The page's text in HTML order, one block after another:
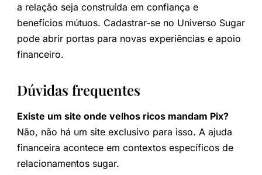
a relação seja construída em confiança e
benefícios mútuos. Cadastrar-se no Universo Sugar
pode abrir portas para novas experiências e apoio
financeiro.
Dúvidas frequentes
Existe um site onde velhos ricos mandam Pix?
Não, não há um site exclusivo para isso. A ajuda
financeira acontece em contextos específicos de
relacionamentos sugar.